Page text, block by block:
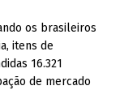
os brasileiros
itens de
16.321
de mercado